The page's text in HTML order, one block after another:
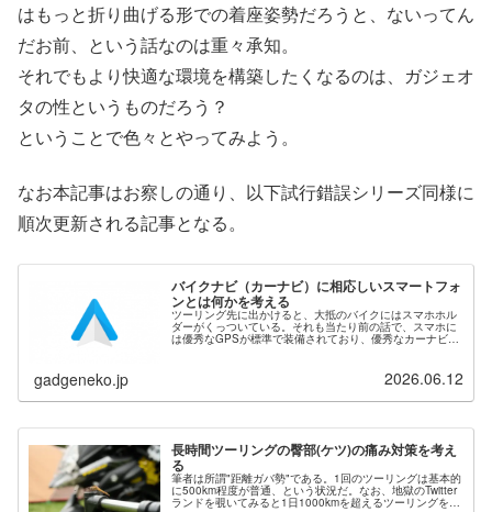
はもっと折り曲げる形での着座姿勢だろうと、ないってん
だお前、という話なのは重々承知。
それでもより快適な環境を構築したくなるのは、ガジェオ
タの性というものだろう？
ということで色々とやってみよう。
なお本記事はお察しの通り、以下試行錯誤シリーズ同様に
順次更新される記事となる。
バイクナビ（カーナビ）に相応しいスマートフォ
ンとは何かを考える
ツーリング先に出かけると、大抵のバイクにはスマホホル
ダーがくっついている。それも当たり前の話で、スマホに
は優秀なGPSが標準で装備されており、優秀なカーナビア
gadgeneko.jp 2026.06.12
長時間ツーリングの臀部(ケツ)の痛み対策を考え
る
筆者は所謂"距離ガバ勢"である。1回のツーリングは基本的
に500km程度が普通、という状況だ。なお、地獄のTwitter
ランドを覗いてみると1日1000kmを超えるツーリングを日